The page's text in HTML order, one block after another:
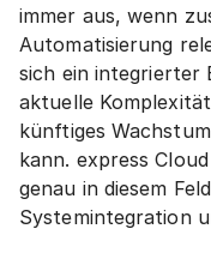
immer aus, wenn
Automatisierung
sich ein integrierter
aktuelle
künftiges
kann. express
genau in diesem
Systemintegration